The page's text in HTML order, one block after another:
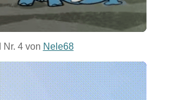
Nr. 4 von Nele68